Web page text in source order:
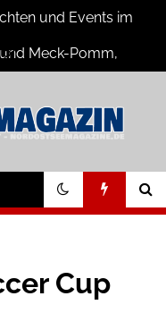
und Events im
Meck-Pomm,
Magazine
Cup